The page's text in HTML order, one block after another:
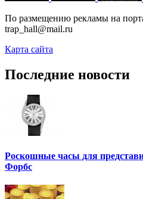
По размещению рекламы на
trap_hall@mail.ru
Карта сайта
Последние новости
Роскошные часы для
Форбс